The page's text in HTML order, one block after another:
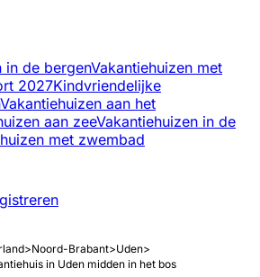
in de bergenVakantiehuizen met
2027Kindvriendelijke
Vakantiehuizen aan het
aan zeeVakantiehuizen in de
met zwembad
>Noord-Brabant>Uden>
in Uden midden in het bos